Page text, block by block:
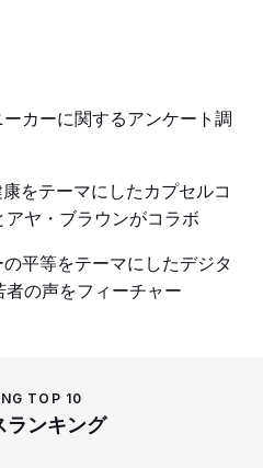
カーに関するアンケート調
をテーマにしたカプセルコ
ヤ・ブラウンがコラボ
の平等をテーマにしたデジタ
の声をフィーチャー
TOP 10
ランキング